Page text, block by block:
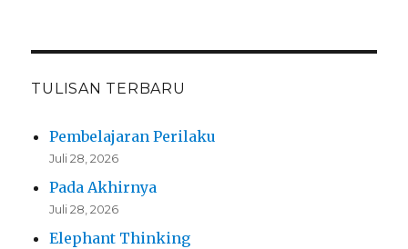
TULISAN TERBARU
Pembelajaran Perilaku
Juli 28, 2026
Pada Akhirnya
Juli 28, 2026
Elephant Thinking